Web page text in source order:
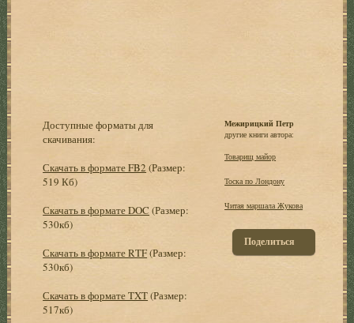
Доступные форматы для
скачивания:
Скачать в формате FB2 (Размер:
519 Кб)
Скачать в формате DOC (Размер:
530кб)
Скачать в формате RTF(Размер:
530кб)
Скачать в формате TXT(Размер:
517кб)
Межирицкий Петр
другие книги автора:
Товарищ майор
Тоска по Лондону
Читая маршала Жукова
Поделиться